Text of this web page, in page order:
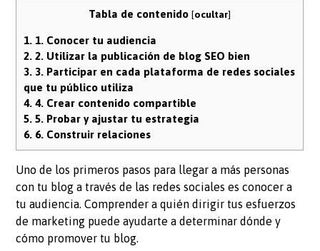
Tabla de contenido [ocultar]
1. 1. Conocer tu audiencia
2. 2. Utilizar la publicación de blog SEO bien
3. 3. Participar en cada plataforma de redes sociales
que tu público utiliza
4. 4. Crear contenido compartible
5. 5. Probar y ajustar tu estrategia
6. 6. Construir relaciones
Uno de los primeros pasos para llegar a más personas
con tu blog a través de las redes sociales es conocer a
tu audiencia. Comprender a quién dirigir tus esfuerzos
de marketing puede ayudarte a determinar dónde y
cómo promover tu blog.